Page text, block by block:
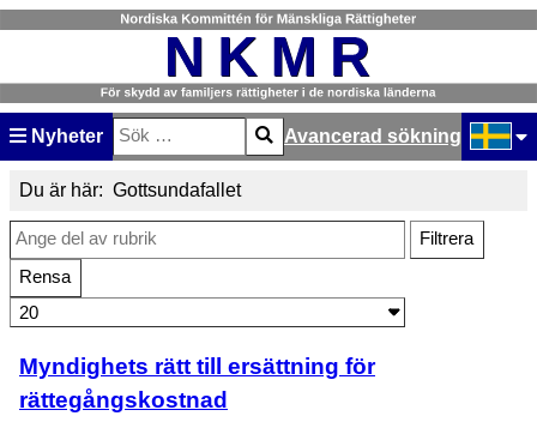
Nyheter
Sök
Type 2 or more characters for results.
Avancerad sökning
Du är här: Gottsundafallet
Ange del av rubrik
Filtrera
Rensa
Visa #
Myndighets rätt till ersättning för
rättegångskostnad